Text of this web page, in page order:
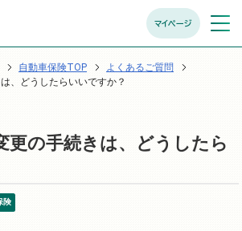
マイページ メニュ
開く
自動車保険TOP
よくあるご質問
、どうしたらいいですか？
更の手続きは、どうしたら
険